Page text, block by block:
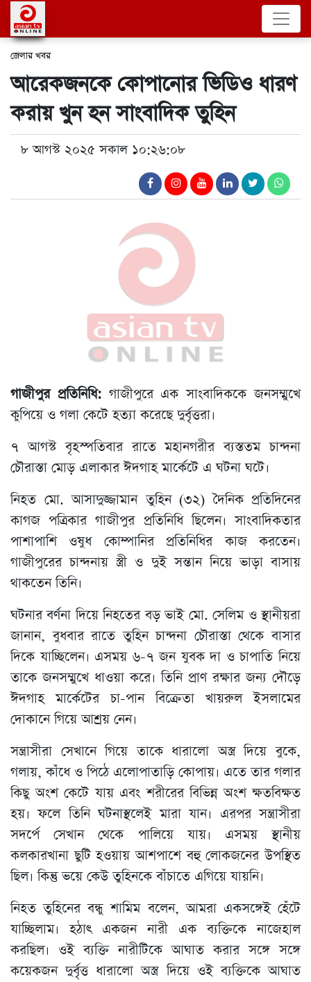
জেলার খবর
আরেকজনকে কোপানোর ভিডিও ধারণ
করায় খুন হন সাংবাদিক তুহিন
৮ আগস্ট ২০২৫ সকাল ১০:২৬:০৮
গাজীপুর প্রতিনিধি: গাজীপুরে এক সাংবাদিককে জনসম্মুখে
কুপিয়ে ও গলা কেটে হত্যা করেছে দুর্বৃত্তরা।
৭ আগস্ট বৃহস্পতিবার রাতে মহানগরীর ব্যস্ততম চান্দনা
চৌরাস্তা মোড় এলাকার ঈদগাহ মার্কেটে এ ঘটনা ঘটে।
নিহত মো. আসাদুজ্জামান তুহিন (৩২) দৈনিক প্রতিদিনের
কাগজ পত্রিকার গাজীপুর প্রতিনিধি ছিলেন। সাংবাদিকতার
পাশাপাশি ওষুধ কোম্পানির প্রতিনিধির কাজ করতেন।
গাজীপুরের চান্দনায় স্ত্রী ও দুই সন্তান নিয়ে ভাড়া বাসায়
থাকতেন তিনি।
ঘটনার বর্ণনা দিয়ে নিহতের বড় ভাই মো. সেলিম ও স্থানীয়রা
জানান, বুধবার রাতে তুহিন চান্দনা চৌরাস্তা থেকে বাসার
দিকে যাচ্ছিলেন। এসময় ৬-৭ জন যুবক দা ও চাপাতি নিয়ে
তাকে জনসম্মুখে ধাওয়া করে। তিনি প্রাণ রক্ষার জন্য দৌড়ে
ঈদগাহ মার্কেটের চা-পান বিক্রেতা খায়রুল ইসলামের
দোকানে গিয়ে আশ্রয় নেন।
সন্ত্রাসীরা সেখানে গিয়ে তাকে ধারালো অস্ত্র দিয়ে বুকে,
গলায়, কাঁধে ও পিঠে এলোপাতাড়ি কোপায়। এতে তার গলার
কিছু অংশ কেটে যায় এবং শরীরের বিভিন্ন অংশ ক্ষতবিক্ষত
হয়। ফলে তিনি ঘটনাস্থলেই মারা যান। এরপর সন্ত্রাসীরা
সদর্পে সেখান থেকে পালিয়ে যায়। এসময় স্থানীয়
কলকারখানা ছুটি হওয়ায় আশপাশে বহু লোকজনের উপস্থিত
ছিল। কিন্তু ভয়ে কেউ তুহিনকে বাঁচাতে এগিয়ে যায়নি।
নিহত তুহিনের বন্ধু শামিম বলেন, আমরা একসঙ্গেই হেঁটে
যাচ্ছিলাম। হঠাৎ একজন নারী এক ব্যক্তিকে নাজেহাল
করছিল। ওই ব্যক্তি নারীটিকে আঘাত করার সঙ্গে সঙ্গে
কয়েকজন দুর্বৃত্ত ধারালো অস্ত্র দিয়ে ওই ব্যক্তিকে আঘাত